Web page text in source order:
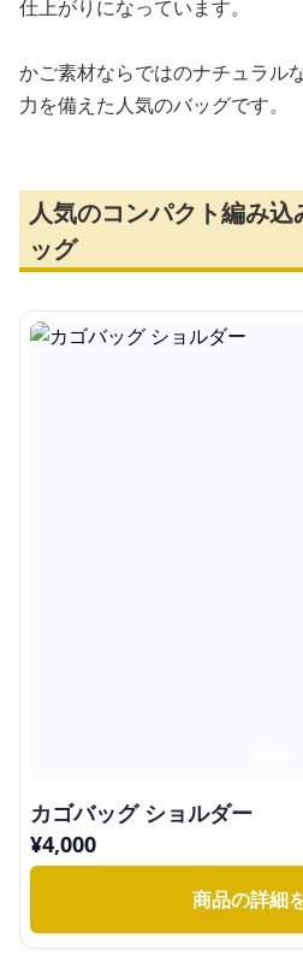
仕上がりになっています。
かご素材ならではのナチュラル
力を備えた人気のバッグです。
人気のコンパクト編み
ッグ
カゴバッグ ショルダー
¥4,000
商品の詳細